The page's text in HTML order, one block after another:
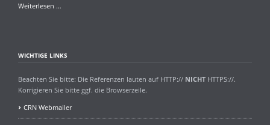
Weiterlesen …
WICHTIGE LINKS
Beachten Sie bitte: Die Referenzen lauten auf HTTP:// NICHTHTTPS://.
Korrigieren Sie bitte ggf. die Browserzeile.
CRN Webmailer